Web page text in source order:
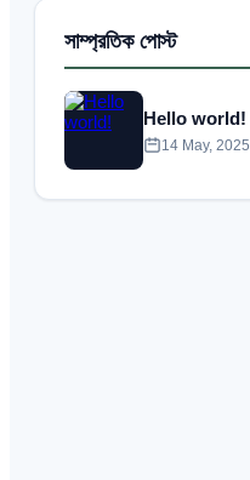
সাম্প্রতিক পোস্ট
Hello world!
14 May, 2025